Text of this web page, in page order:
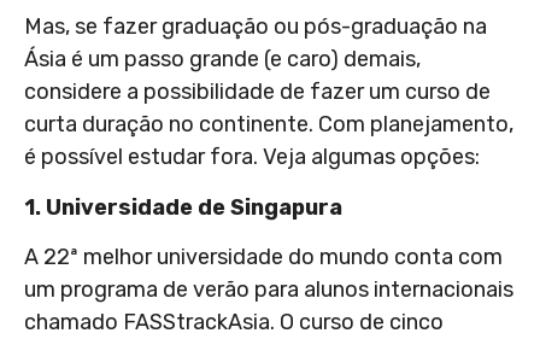
Mas, se fazer graduação ou pós-graduação na
Ásia é um passo grande (e caro) demais,
considere a possibilidade de fazer um curso de
curta duração no continente. Com planejamento,
é possível estudar fora. Veja algumas opções:
1. Universidade de Singapura
A 22ª melhor universidade do mundo conta com
um programa de verão para alunos internacionais
chamado FASStrackAsia. O curso de cinco